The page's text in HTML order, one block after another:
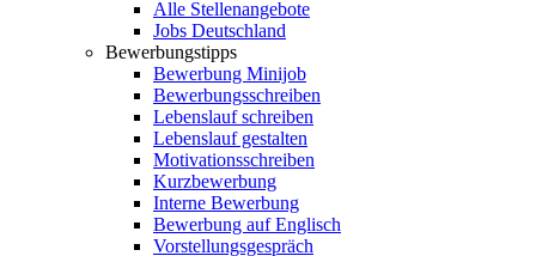
Alle Stellenangebote
Jobs Deutschland
Bewerbungstipps
Bewerbung Minijob
Bewerbungsschreiben
Lebenslauf schreiben
Lebenslauf gestalten
Motivationsschreiben
Kurzbewerbung
Interne Bewerbung
Bewerbung auf Englisch
Vorstellungsgespräch